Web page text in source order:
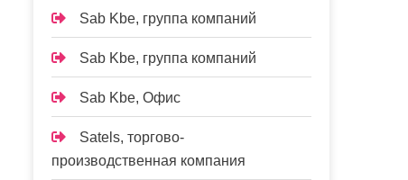
Sab Kbe, группа компаний
Sab Kbe, группа компаний
Sab Kbe, Офис
Satels, торгово-
производственная компания